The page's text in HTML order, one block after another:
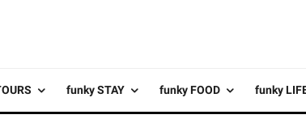
funky STAY funky FOOD funky